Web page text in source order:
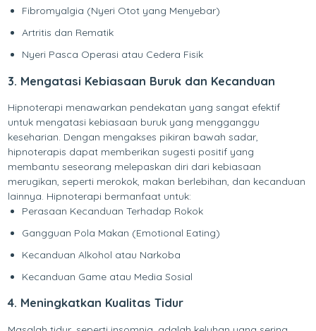
Fibromyalgia (Nyeri Otot yang Menyebar)
Artritis dan Rematik
Nyeri Pasca Operasi atau Cedera Fisik
3. Mengatasi Kebiasaan Buruk dan Kecanduan
Hipnoterapi menawarkan pendekatan yang sangat efektif
untuk mengatasi kebiasaan buruk yang mengganggu
keseharian. Dengan mengakses pikiran bawah sadar,
hipnoterapis dapat memberikan sugesti positif yang
membantu seseorang melepaskan diri dari kebiasaan
merugikan, seperti merokok, makan berlebihan, dan kecanduan
lainnya. Hipnoterapi bermanfaat untuk:
Perasaan Kecanduan Terhadap Rokok
Gangguan Pola Makan (Emotional Eating)
Kecanduan Alkohol atau Narkoba
Kecanduan Game atau Media Sosial
4. Meningkatkan Kualitas Tidur